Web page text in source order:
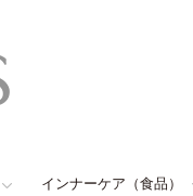
インナーケア（食品）